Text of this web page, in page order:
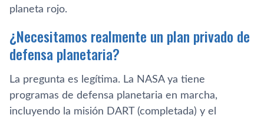
planeta rojo.
¿Necesitamos realmente un plan privado de
defensa planetaria?
La pregunta es legítima. La NASA ya tiene
programas de defensa planetaria en marcha,
incluyendo la misión DART (completada) y el